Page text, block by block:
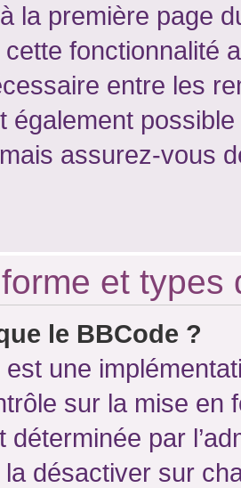
la première page
fonctionnalité
entre les
également
assurez-vous
et types
le BBCode ?
une
sur la mise en
déterminée par
désactiver sur